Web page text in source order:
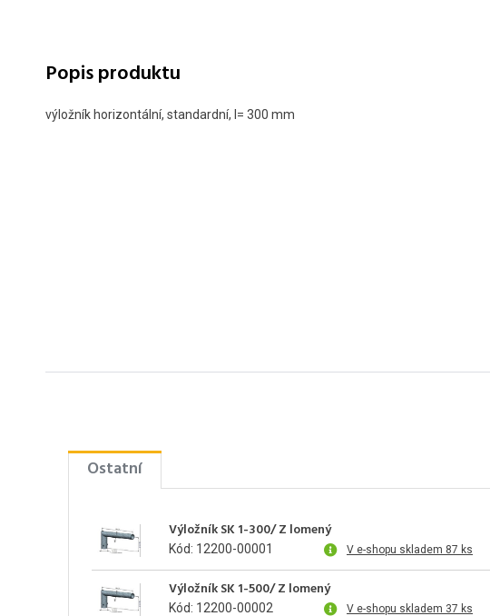
Popis produktu
výložník horizontální, standardní, l= 300 mm
Ostatní
Výložník SK 1-300/ Z lomený
Kód: 12200-00001 V e-shopu skladem 87 ks
Výložník SK 1-500/ Z lomený
Kód: 12200-00002 V e-shopu skladem 37 ks